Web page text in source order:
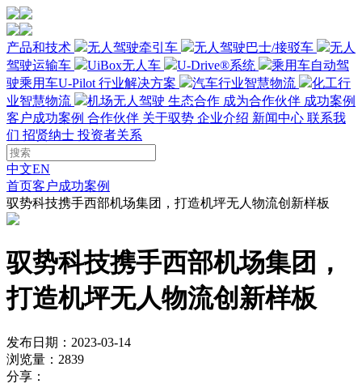
产品和技术 无人驾驶牵引车 无人驾驶巴士/接驳车
无人
驾驶运输车
UiBox无人车 U-Drive®系统
乘用车自动驾
驶乘用车U-Pilot 行业解决方案 汽车行业智慧物流
化工行
业智慧物流
机场无人驾驶 生态合作 成为合作伙伴 成功案例
客户成功案例 合作伙伴 关于驭势 企业介绍 新闻中心 联系我
们 招贤纳士 投资者关系
中文EN
首页客户成功案例
驭势科技携手西部机场集团，打造机坪无人物流创新样板
驭势科技携手西部机场集团，
打造机坪无人物流创新样板
发布日期：2023-03-14
浏览量：2839
分享：